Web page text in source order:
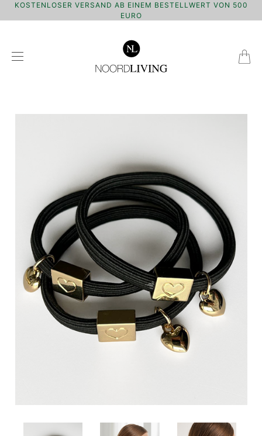
KOSTENLOSER VERSAND AB EINEM BESTELLWERT VON 500
EURO